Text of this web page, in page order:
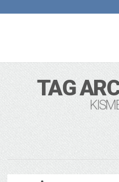
TAG